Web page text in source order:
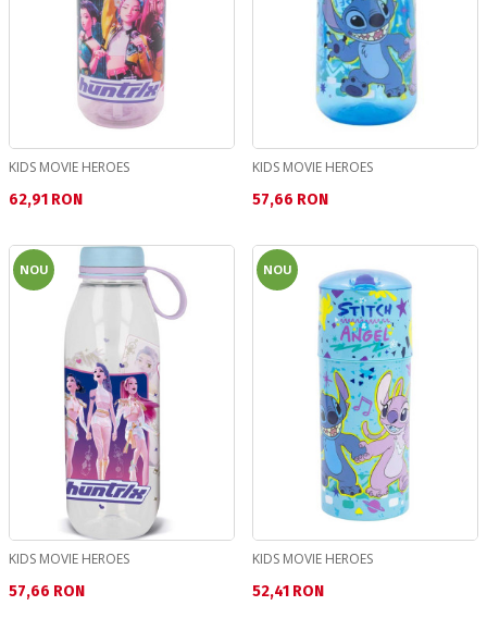
KIDS MOVIE HEROES
Текуща цена:
62,91 RON
KIDS MOVIE HEROES
Текуща цена:
57,66 RON
NOU
KIDS MOVIE HEROES
Текуща цена:
57,66 RON
NOU
KIDS MOVIE HEROES
Текуща цена:
52,41 RON